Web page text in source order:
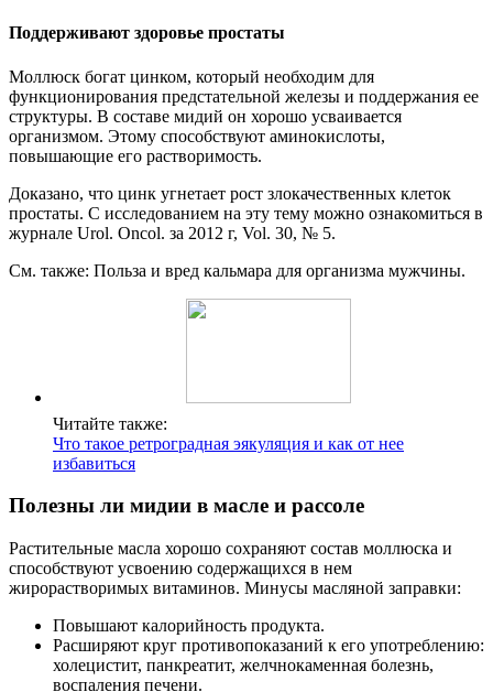
Поддерживают здоровье простаты
Моллюск богат цинком, который необходим для
функционирования предстательной железы и поддержания ее
структуры. В составе мидий он хорошо усваивается
организмом. Этому способствуют аминокислоты,
повышающие его растворимость.
Доказано, что цинк угнетает рост злокачественных клеток
простаты. С исследованием на эту тему можно ознакомиться в
журнале Urol. Oncol. за 2012 г, Vol. 30, № 5.
См. также: Польза и вред кальмара для организма мужчины.
Читайте также:
Что такое ретроградная эякуляция и как от нее
избавиться
Полезны ли мидии в масле и рассоле
Растительные масла хорошо сохраняют состав моллюска и
способствуют усвоению содержащихся в нем
жирорастворимых витаминов. Минусы масляной заправки:
Повышают калорийность продукта.
Расширяют круг противопоказаний к его употреблению:
холецистит, панкреатит, желчнокаменная болезнь,
воспаления печени.